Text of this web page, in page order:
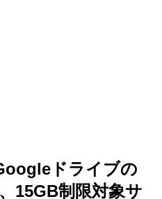
ドライブの
15GB制限対象サ